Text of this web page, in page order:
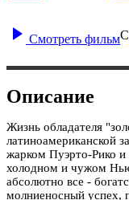
Смотреть фильм
Описание
Жизнь обладателя
латиноамериканской
жарком Пуэрто-Рико и
холодном и чужом
абсолютно все -
молниеносный успех,